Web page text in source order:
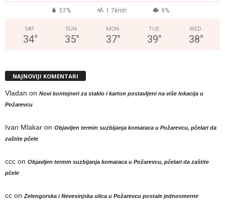
57% 1.7kmh 9%
SAT
34°
SUN
35°
MON
37°
TUE
39°
WED
38°
NAJNOVIJI KOMENTARI
Vladan on Novi kontejneri za staklo i karton postavljeni na više lokacija u
Požarevcu
Ivan Mlakar on Objavljen termin suzbijanja komaraca u Požarevcu, pčelari da
zaštite pčele
ccc on Objavljen termin suzbijanja komaraca u Požarevcu, pčelari da zaštite
pčele
cc on Zelengorska i Nevesinjska ulica u Požarevcu postale jednosmerne